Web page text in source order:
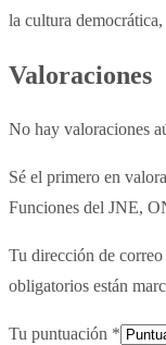
la cultura
Valoraciones
No hay valoraciones
Sé el primero en
Funciones del JNE,
Tu dirección de
obligatorios están
Tu puntuación *